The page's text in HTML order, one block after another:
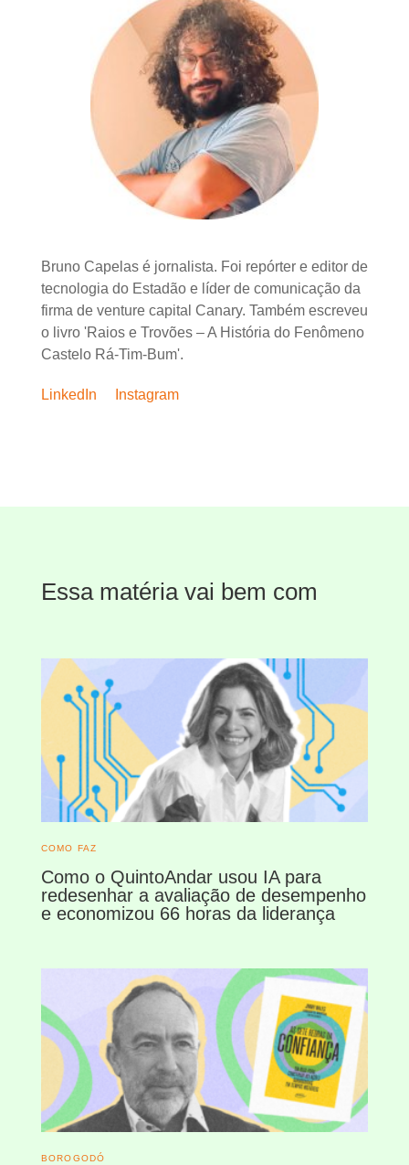
Bruno Capelas é jornalista. Foi repórter e editor de
tecnologia do Estadão e líder de comunicação da
firma de venture capital Canary. Também escreveu
o livro 'Raios e Trovões – A História do Fenômeno
Castelo Rá-Tim-Bum'.
LinkedIn Instagram
Essa matéria vai bem com
COMO FAZ
Como o QuintoAndar usou IA para
redesenhar a avaliação de desempenho
e economizou 66 horas da liderança
BOROGODÓ